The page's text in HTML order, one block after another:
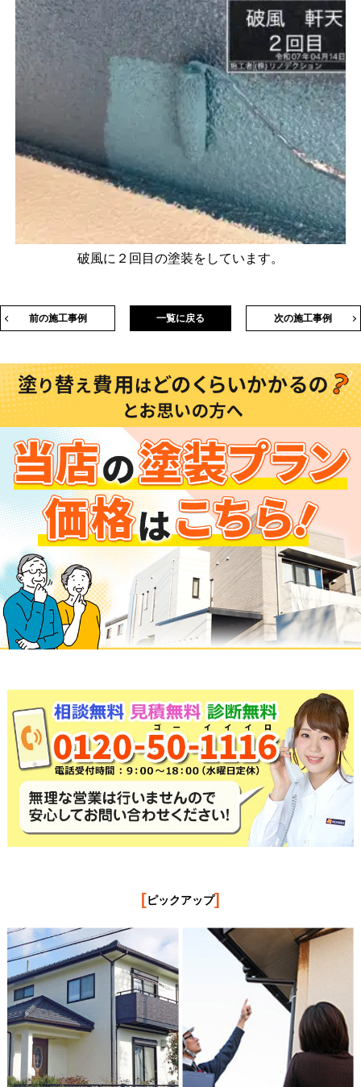
破風に２回目の塗装をしています。
前の施工事例 次の施工事例
一覧に戻る
[ピックアップ]